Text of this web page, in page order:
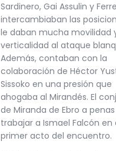
Sardinero, Gai Assulin y
intercambiaban las
le daban mucha movilidad
verticalidad al ataque
Además, contaban con la
colaboración de Héctor
Sissoko en una presión que
ahogaba al Mirandés. El
de Miranda de Ebro a
trabajar a Ismael Falcón en
primer acto del encuentro.